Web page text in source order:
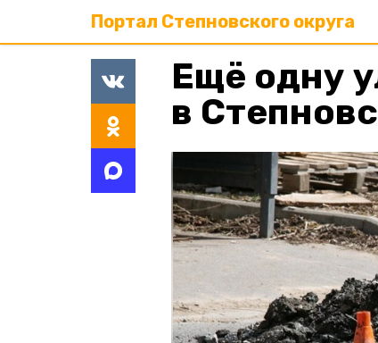
Портал Степновского округа
Ещё одну
в